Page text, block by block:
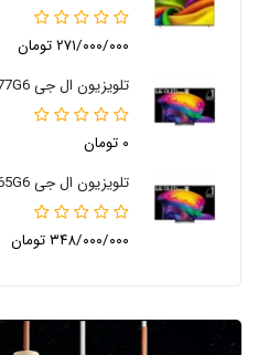
۲۷۱/۰۰۰/۰۰۰ تومان
۰ تومان
۳۴۸/۰۰۰/۰۰۰ تومان